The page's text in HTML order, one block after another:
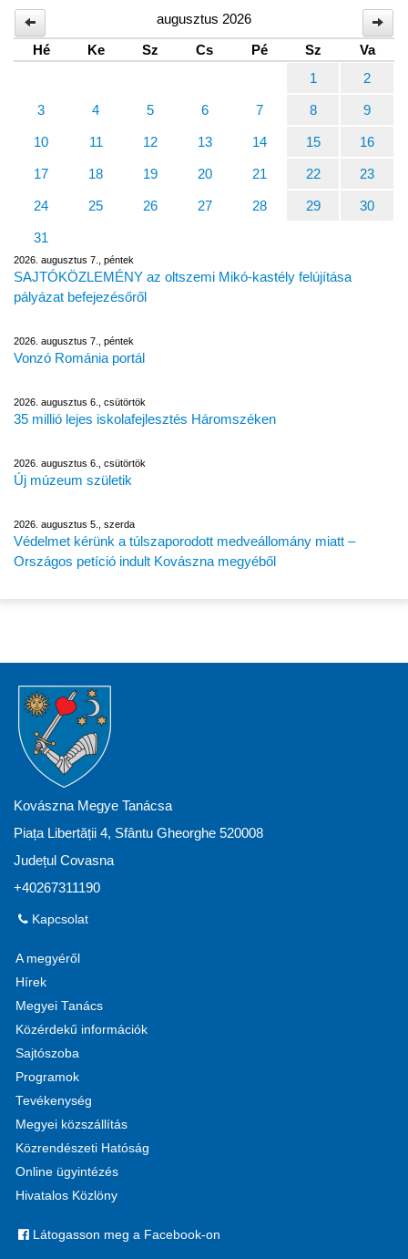
augusztus 2026
Hé
Ke Sz Cs Pé Sz
Va
1
2
3 4 5 6 7 8 9
10 11 12 13 14 15 16
17 18 19 20 21 22 23
24 25 26 27 28 29 30
31
2026. augusztus 7., péntek
SAJTÓKÖZLEMÉNY az oltszemi Mikó-kastély felújítása
pályázat befejezésőről
2026. augusztus 7., péntek
Vonzó Románia portál
2026. augusztus 6., csütörtök
35 millió lejes iskolafejlesztés Háromszéken
2026. augusztus 6., csütörtök
Új múzeum születik
2026. augusztus 5., szerda
Védelmet kérünk a túlszaporodott medveállomány miatt –
Országos petíció indult Kovászna megyéből
Kovászna Megye Tanácsa
Piața Libertății 4, Sfântu Gheorghe 520008
Județul Covasna
+40267311190
Kapcsolat
A megyéről
Hírek
Megyei Tanács
Közérdekű információk
Sajtószoba
Programok
Tevékenység
Megyei közszállítás
Közrendészeti Hatóság
Online ügyintézés
Hivatalos Közlöny
Látogasson meg a Facebook-on